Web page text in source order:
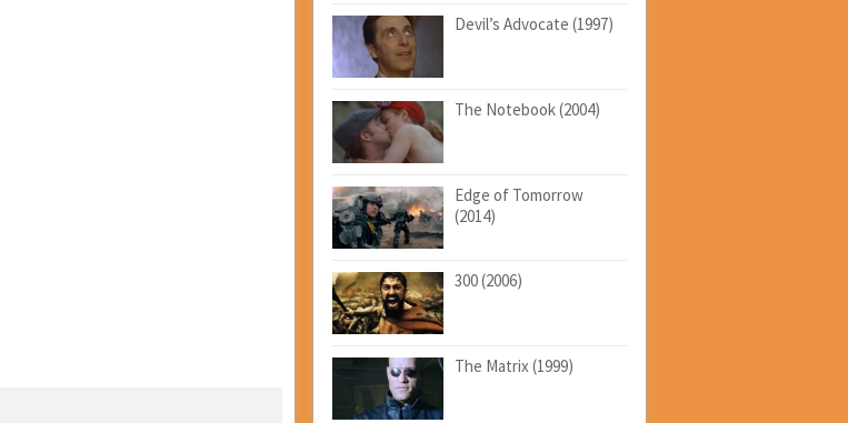
Devil’s Advocate (1997)
The Notebook (2004)
Edge of Tomorrow
(2014)
300 (2006)
The Matrix (1999)